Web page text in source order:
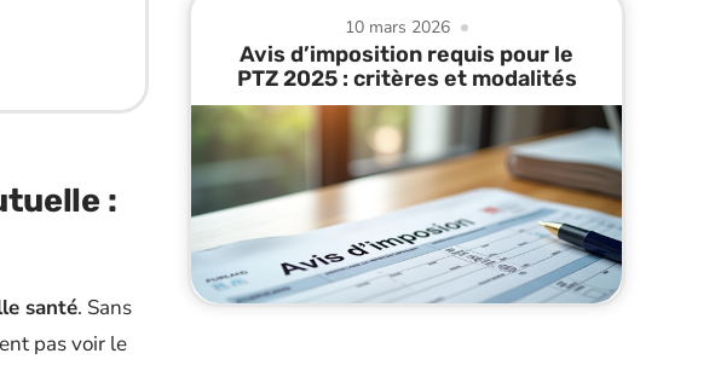
:
santé. Sans
pas voir le
10 mars 2026
Avis d’imposition requis pour le
PTZ 2025 : critères et modalités